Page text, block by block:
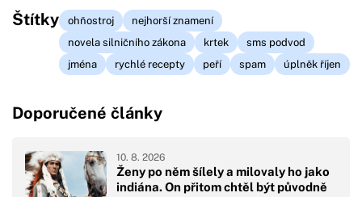
Štítky ohňostroj
nejhorší znamení
novela silničního zákona
krtek
sms podvod
jména
rychlé recepty peří spam úplněk říjen
Doporučené články
Ženy po něm šílely a milovaly ho jako
indiána. On přitom chtěl být původně
10. 8. 2026